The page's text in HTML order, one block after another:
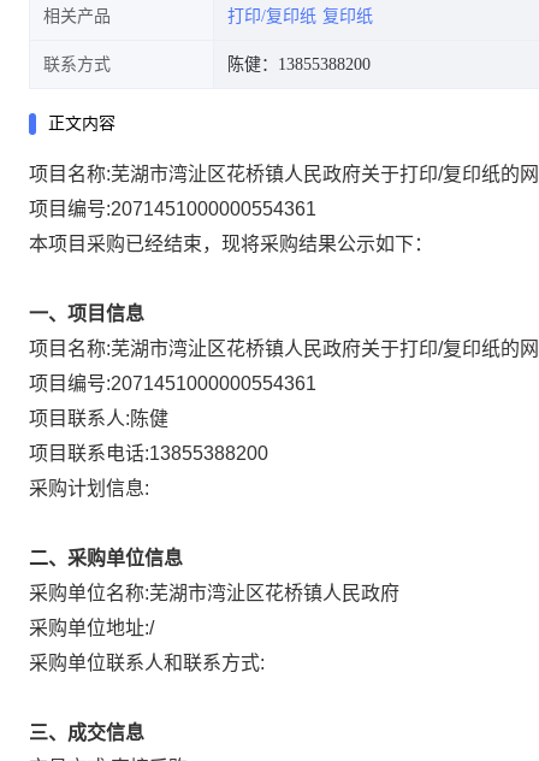
相关产品 打印/复印纸 复印纸
联系方式 陈健：13855388200
正文内容
项目名称:芜湖市湾沚区花桥镇人民政府关于打印/复印纸的
项目编号:2071451000000554361
本项目采购已经结束，现将采购结果公示如下：
一、项目信息
项目名称:芜湖市湾沚区花桥镇人民政府关于打印/复印纸的
项目编号:2071451000000554361
项目联系人: 陈健
项目联系电话:13855388200
采购计划信息:
二、采购单位信息
采购单位名称:芜湖市湾沚区花桥镇人民政府
采购单位地址:/
采购单位联系人和联系方式:
三、成交信息